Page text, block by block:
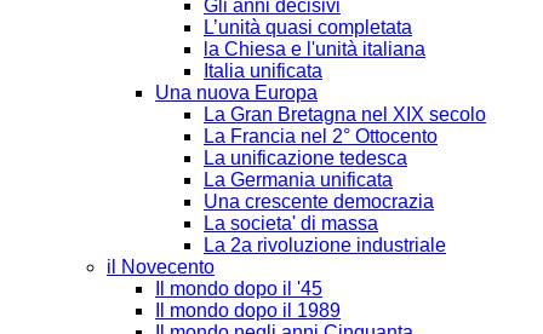
Gli anni decisivi
L’unità quasi completata
la Chiesa e l'unità italiana
Italia unificata
Una nuova Europa
La Gran Bretagna nel XIX secolo
La Francia nel 2° Ottocento
La unificazione tedesca
La Germania unificata
Una crescente democrazia
La societa' di massa
La 2a rivoluzione industriale
il Novecento
Il mondo dopo il '45
Il mondo dopo il 1989